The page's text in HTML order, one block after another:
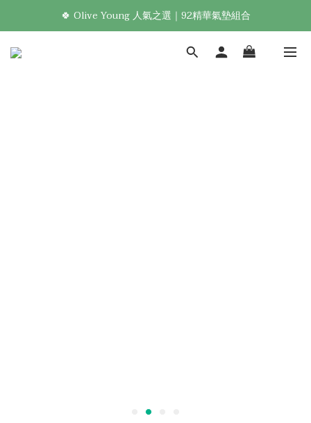
新加入會員享首購免運！🛒
🍀 Olive Young 人氣之選｜92精華氣墊組合
Welcome! 加入會員，享專屬優惠 🎁